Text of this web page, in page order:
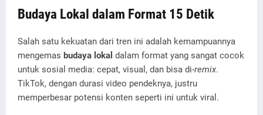
Budaya Lokal dalam Format 15 Detik
Salah satu kekuatan dari tren ini adalah kemampuannya
mengemas budaya lokal dalam format yang sangat cocok
untuk sosial media: cepat, visual, dan bisa di-remix.
TikTok, dengan durasi video pendeknya, justru
memperbesar potensi konten seperti ini untuk viral.